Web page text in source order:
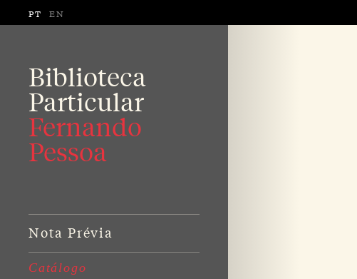
PT EN
Biblioteca
Particular
Fernando
Pessoa
Nota Prévia
Catálogo